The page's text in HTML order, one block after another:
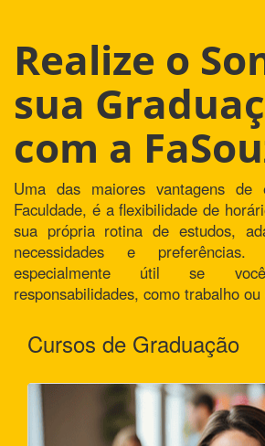
Realize o
sua
com a
Uma das maiores vantagens de
Faculdade, é a flexibilidade de
sua própria rotina de estudos,
necessidades e
especialmente útil se
responsabilidades, como trabalho
Cursos de Graduação